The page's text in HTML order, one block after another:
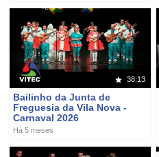
38:13
Bailinho da Junta de
Freguesia da Vila Nova -
Carnaval 2026
Há 5 meses